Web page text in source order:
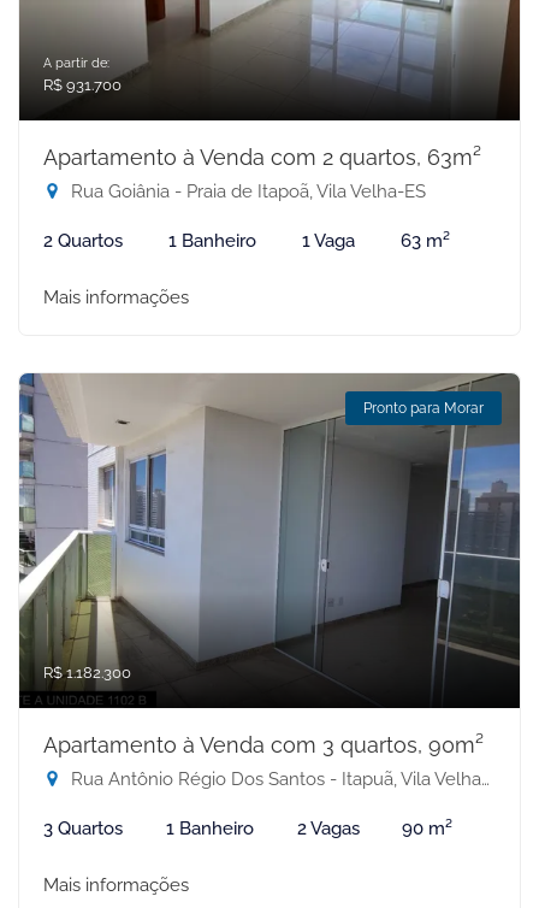
A partir de:
R$ 931.700
Apartamento à Venda com 2 quartos, 63m²
Rua Goiânia - Praia de Itapoã, Vila Velha-ES
2 Quartos 1 Banheiro 1 Vaga 63 m²
Mais informações
Pronto para Morar
R$ 1.182.300
Apartamento à Venda com 3 quartos, 90m²
Rua Antônio Régio Dos Santos - Itapuã, Vila Velha-ES
3 Quartos 1 Banheiro 2 Vagas 90 m²
Mais informações